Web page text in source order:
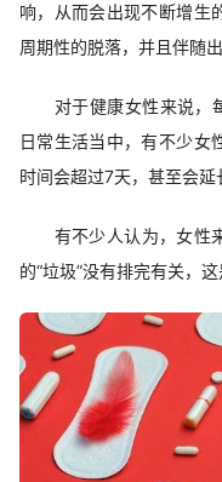
响，从而会出现不断增生
周期性的脱落，并且伴随
对于健康女性来说，
日常生活当中，有不少女
时间会超过7天，甚至会延
有不少人认为，女性
的“垃圾”没有排完有关，这